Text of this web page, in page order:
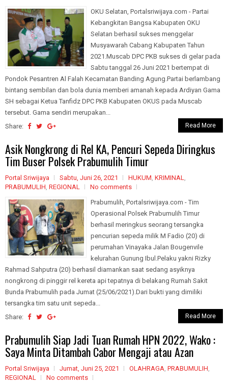
OKU Selatan, Portalsriwijaya.com - Partai
Kebangkitan Bangsa Kabupaten OKU
Selatan berhasil sukses menggelar
Musyawarah Cabang Kabupaten Tahun
2021.Muscab DPC PKB sukses di gelar pada
Sabtu tanggal 26 Juni 2021 bertempat di
Pondok Pesantren Al Falah Kecamatan Banding Agung.Partai berlambang
bintang sembilan dan bola dunia memberi amanah kepada Ardiyan Gama
SH sebagai Ketua Tanfidz DPC PKB Kabupaten OKUS pada Muscab
tersebut. Gama sendiri merupakan...
Share:
Read More
Asik Nongkrong di Rel KA, Pencuri Sepeda Diringkus
Tim Buser Polsek Prabumulih Timur
Portal Sriwijaya Sabtu, Juni 26, 2021 HUKUM, KRIMINAL,
PRABUMULIH, REGIONAL
No comments
Prabumulih, Portalsriwijaya.com - Tim
Operasional Polsek Prabumulih Timur
berhasil meringkus seorang tersangka
pencurian sepeda milik M Fadio (20) di
perumahan Vinayaka Jalan Bougenvile
kelurahan Gunung Ibul.Pelaku yakni Rizky
Rahmad Sahputra (20) berhasil diamankan saat sedang asyiknya
nongkrong di pinggir rel kereta api tepatnya di belakang Rumah Sakit
Bunda Prabumulih pada Jumat (25/06/2021).Dari bukti yang dimiliki
tersangka tim satu unit sepeda...
Share:
Read More
Prabumulih Siap Jadi Tuan Rumah HPN 2022, Wako :
Saya Minta Ditambah Cabor Mengaji atau Azan
Portal Sriwijaya Jumat, Juni 25, 2021 OLAHRAGA, PRABUMULIH,
REGIONAL
No comments